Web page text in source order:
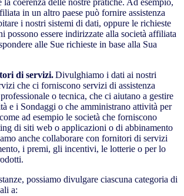
la coerenza delle nostre pratiche. Ad esempio,
in un altro paese può fornire assistenza
i nostri sistemi di dati, oppure le richieste
possono essere indirizzate alla società affiliata
alle Sue richieste in base alla Sua
di servizi.Divulghiamo i dati ai nostri
che ci forniscono servizi di assistenza
o tecnica, che ci aiutano a gestire
e i Sondaggi o che amministrano attività per
ad esempio le società che forniscono
di siti web o applicazioni o di abbinamento
anche collaborare con fornitori di servizi
i premi, gli incentivi, le lotterie o per lo
possiamo divulgare ciascuna categoria di
a: